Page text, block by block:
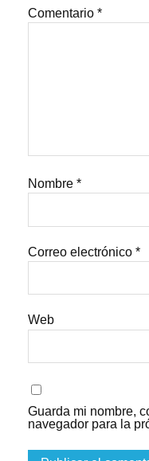
Comentario*
Nombre*
Correo electrónico*
Web
Guarda mi nombre,
navegador para la